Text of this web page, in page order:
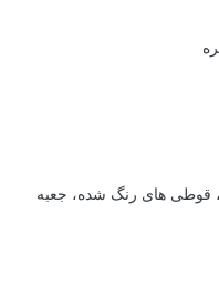
های رنگ شده، جعبه